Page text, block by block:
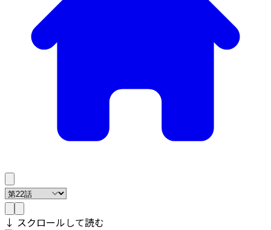
↓ スクロールして読む